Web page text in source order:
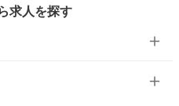
求人を探す